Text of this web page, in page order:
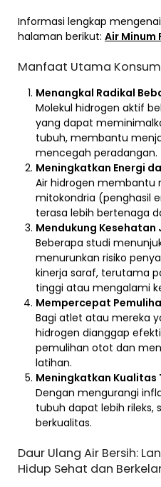
Informasi lengkap
halaman berikut: Air Minum
Manfaat Utama
Menangkal Radikal
Molekul hidrogen aktif
yang dapat
tubuh, membantu
mencegah peradangan.
Meningkatkan Energi
Air hidrogen membantu
mitokondria (penghasil
terasa lebih bertenaga
Mendukung
Beberapa studi
menurunkan risiko
kinerja saraf, terutama
tinggi atau mengalami
Mempercepat
Bagi atlet atau mereka
hidrogen dianggap
pemulihan otot dan
latihan.
Meningkatkan Kualitas
Dengan mengurangi
tubuh dapat lebih rileks,
berkualitas.
Daur Ulang Air Bersih:
Hidup Sehat dan